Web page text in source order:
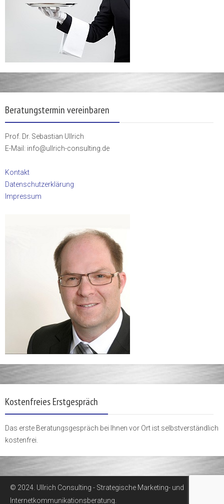
Beratungstermin vereinbaren
Prof. Dr. Sebastian Ullrich
E-Mail: info@ullrich-consulting.de
Kontakt
Datenschutzerklärung
Impressum
Kostenfreies Erstgespräch
Das erste Beratungsgespräch bei Ihnen vor Ort ist selbstverständlich
kostenfrei.
© 2024. Ullrich Consulting - Strategische Marketing- und
Internetkommunikationsberatung.